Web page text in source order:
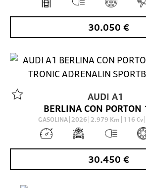
30.050 €
AUDI A1
GASOLINA 2026 2.979 Km 116 Cv
30.450 €